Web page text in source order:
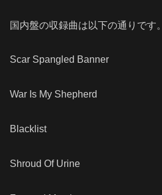
国内盤の収録曲は以下の通りです。
Scar Spangled Banner
War Is My Shepherd
Blacklist
Shroud Of Urine